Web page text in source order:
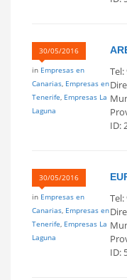
30/05/2016
in Empresas en
Canarias, Empresas en
Tenerife, Empresas La
Laguna
ID:
30/05/2016
in Empresas en
Canarias, Empresas en
Tenerife, Empresas La
Laguna
ID: